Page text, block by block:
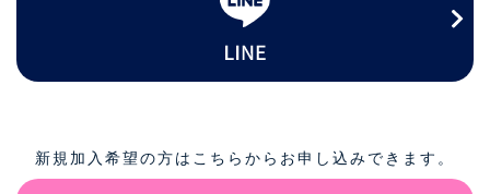
新規加入希望の方はこちらからお申し込みできます。